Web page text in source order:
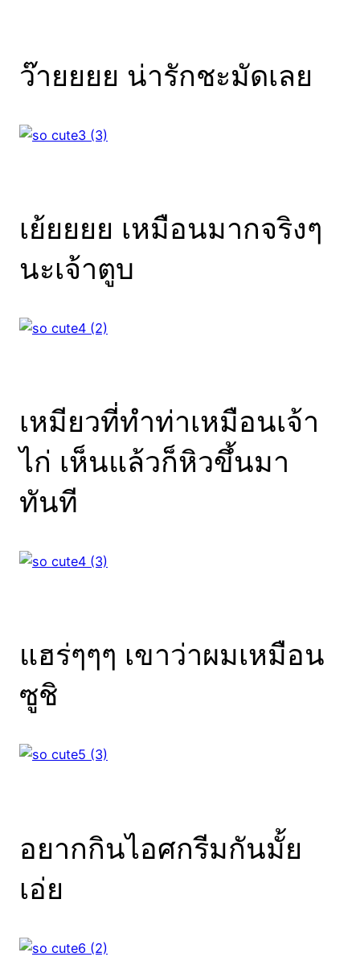
ว๊ายยยย น่ารักชะมัดเลย
เย้ยยยย เหมือนมากจริงๆ
นะเจ้าตูบ
เหมียวที่ทำท่าเหมือนเจ้า
ไก่ เห็นแล้วก็หิวขึ้นมา
ทันที
แฮร่ๆๆๆ เขาว่าผมเหมือน
ซูชิ
อยากกินไอศกรีมกันมั้ย
เอ่ย